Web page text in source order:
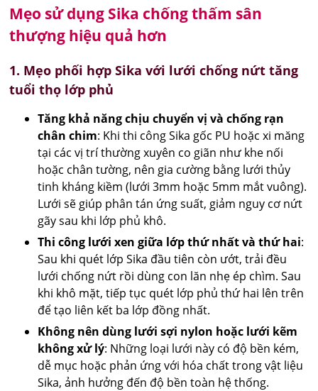
Mẹo sử dụng Sika chống thấm sân
thượng hiệu quả hơn
1. Mẹo phối hợp Sika với lưới chống nứt tăng
tuổi thọ lớp phủ
Tăng khả năng chịu chuyển vị và chống rạn
chân chim: Khi thi công Sika gốc PU hoặc xi măng
tại các vị trí thường xuyên co giãn như khe nối
hoặc chân tường, nên gia cường bằng lưới thủy
tinh kháng kiềm (lưới 3mm hoặc 5mm mắt vuông).
Lưới sẽ giúp phân tán ứng suất, giảm nguy cơ nứt
gãy sau khi lớp phủ khô.
Thi công lưới xen giữa lớp thứ nhất và thứ hai:
Sau khi quét lớp Sika đầu tiên còn ướt, trải đều
lưới chống nứt rồi dùng con lăn nhẹ ép chìm. Sau
khi khô mặt, tiếp tục quét lớp phủ thứ hai lên trên
để tạo liên kết ba lớp đồng nhất.
Không nên dùng lưới sợi nylon hoặc lưới kẽm
không xử lý: Những loại lưới này có độ bền kém,
dễ mục hoặc phản ứng với hóa chất trong vật liệu
Sika, ảnh hưởng đến độ bền toàn hệ thống.